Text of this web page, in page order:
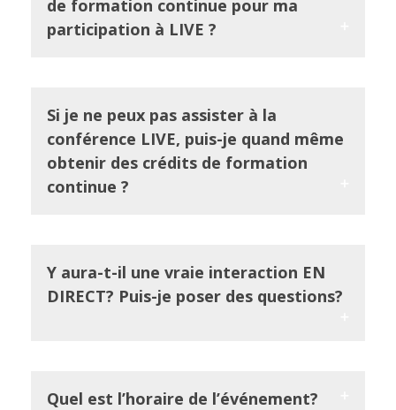
de formation continue pour ma
participation à LIVE ?
Si je ne peux pas assister à la
conférence LIVE, puis-je quand même
obtenir des crédits de formation
continue ?
Y aura-t-il une vraie interaction EN
DIRECT? Puis-je poser des questions?
Quel est l’horaire de l’événement?